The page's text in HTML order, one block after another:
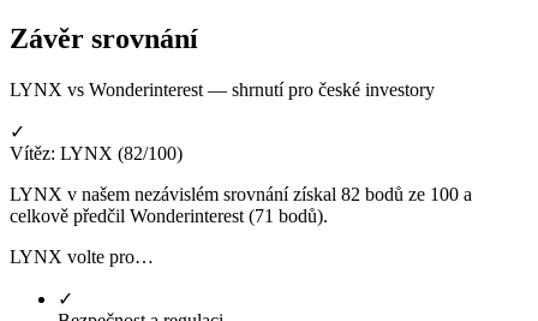
Závěr srovnání
LYNX vs Wonderinterest — shrnutí pro české investory
✓
Vítěz: LYNX (82/100)
LYNX v našem nezávislém srovnání získal 82 bodů ze 100 a
celkově předčil Wonderinterest (71 bodů).
LYNX volte pro…
✓